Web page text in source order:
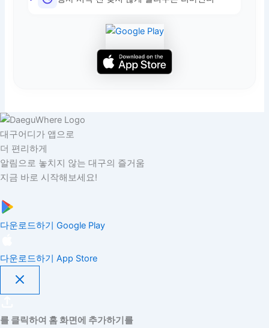
대구어디가 앱으로
더 편리하게
알림으로 놓치지 않는 대구의 즐거움
지금 바로 시작해보세요!
다운로드하기 Google Play
다운로드하기 App Store
를 클릭하여 홈 화면에 추가하기를